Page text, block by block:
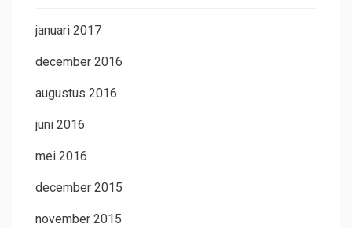
januari 2017
december 2016
augustus 2016
juni 2016
mei 2016
december 2015
november 2015